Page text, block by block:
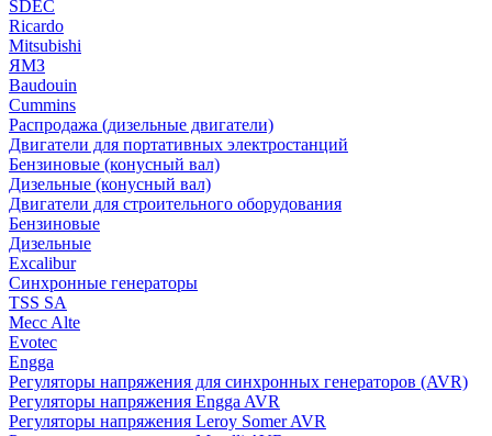
SDEC
Ricardo
Mitsubishi
ЯМЗ
Baudouin
Cummins
Распродажа (дизельные двигатели)
Двигатели для портативных электростанций
Бензиновые (конусный вал)
Дизельные (конусный вал)
Двигатели для строительного оборудования
Бензиновые
Дизельные
Excalibur
Синхронные генераторы
TSS SA
Mecc Alte
Evotec
Engga
Регуляторы напряжения для синхронных генераторов (AVR)
Регуляторы напряжения Engga AVR
Регуляторы напряжения Leroy Somer AVR